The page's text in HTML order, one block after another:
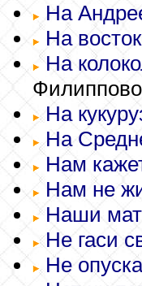
На
На
На
На
На
Нам
Нам не
Наши
Не гаси
Не